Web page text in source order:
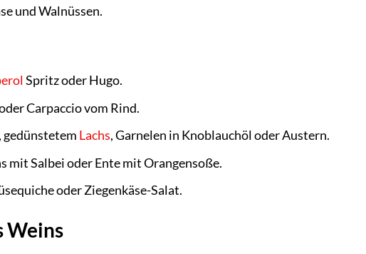
und Walnüssen.
Spritz oder Hugo.
Carpaccio vom Rind.
Lachs, Garnelen in Knoblauchöl oder Austern.
Salbei oder Ente mit Orangensoße.
oder Ziegenkäse-Salat.
Weins